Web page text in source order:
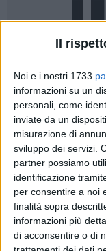
Il
Noi e i nostri 1733
informazioni su un
personali, come
inviate da un
misurazione di
sviluppo dei servizi.
partner possiamo
identificazione
per consentire a noi
finalità sopra
informazioni più
di acconsentire o di
20
Ancora pioggia su
febbraio.
all'ora di pranzo,
moderata ad